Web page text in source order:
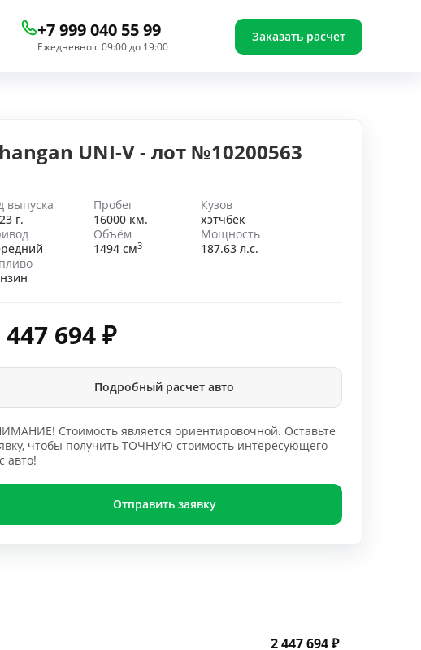
+7 999 040 55 99
Ежедневно с 09:00 до 19:00
Заказать расчет
UNI-V - лот №10200563
выпуска
г.
Пробег
16000 км.
Кузов
хэтчбек
Объём
1494 см3
Мощность
187.63 л.с.
447 694₽
Подробный расчет авто
Стоимость является ориентировочной. Оставьте
чтобы получить ТОЧНУЮ стоимость интересующего
авто!
Отправить заявку
2 447 694 ₽